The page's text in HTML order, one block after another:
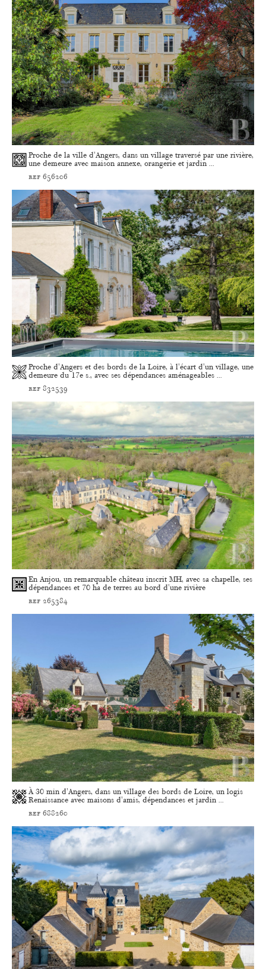
Proche de la ville d'Angers, dans un village traversé par une rivière,
une demeure avec maison annexe, orangerie et jardin ...
ref 656206
Proche d'Angers et des bords de la Loire, à l'écart d'un village, une
demeure du 17e s., avec ses dépendances aménageables ...
ref 832539
En Anjou, un remarquable château inscrit MH, avec sa chapelle, ses
dépendances et 70 ha de terres au bord d'une rivière
ref 265384
À 30 min d'Angers, dans un village des bords de Loire, un logis
Renaissance avec maisons d'amis, dépendances et jardin ...
ref 688260